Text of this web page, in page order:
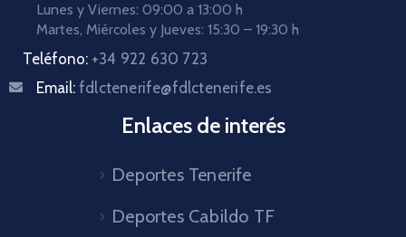
Lunes y Viernes: 09:00 a 13:00 h
Martes, Miércoles y Jueves: 15:30 – 19:30 h
Teléfono: +34 922 630 723
Email: fdlctenerife@fdlctenerife.es
Enlaces de interés
Deportes Tenerife
Deportes Cabildo TF